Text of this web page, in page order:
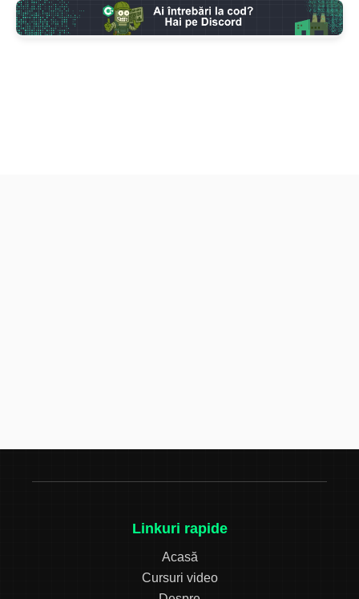
Linkuri rapide
Acasă
Cursuri video